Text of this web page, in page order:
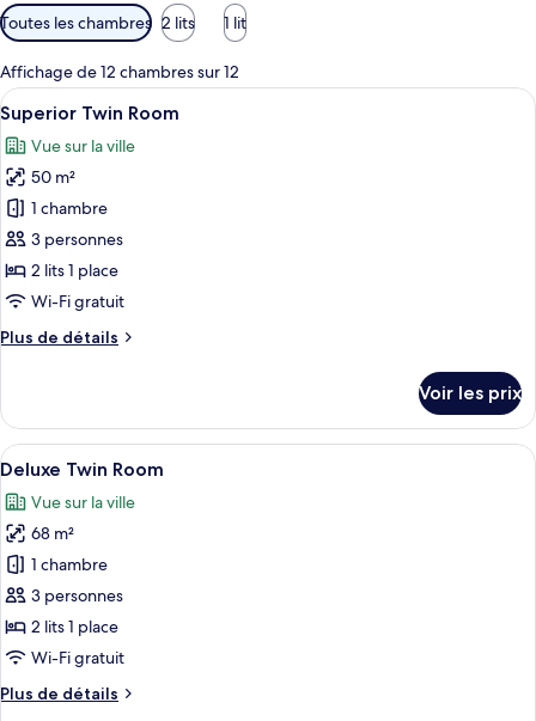
Filtres
disponibles
pour
les
chambres
Toutes les chambres 2 lits 1 lit
Affichage de 12 chambres sur 12
Afficher
toutes
les
photos
pour
ce
type
de
chambre :
Superior
Une chambre d’hôtel avec deux
20
Superior Twin Room
Vue sur la ville
50 m²
1 chambre
3 personnes
2 lits 1 place
Wi-Fi gratuit
Plus de détails
Plus
le
type
de
Superior
Twin
Room
Voir les prix
Afficher
toutes
les
photos
pour
ce
type
de
chambre :
Deluxe
Une chambre d’hôtel avec deux
19
Deluxe Twin Room
Vue sur la ville
68 m²
1 chambre
3 personnes
2 lits 1 place
Wi-Fi gratuit
Plus de détails
Plus